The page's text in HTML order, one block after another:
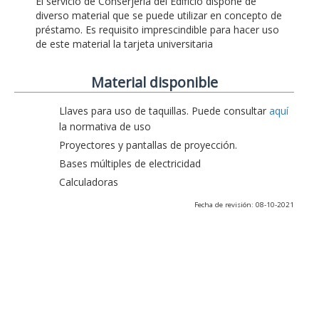
diverso material que se puede utilizar en concepto de
préstamo. Es requisito imprescindible para hacer uso
de este material la tarjeta universitaria
Material disponible
Llaves para uso de taquillas. Puede consultar aquí
la normativa de uso
Proyectores y pantallas de proyección.
Bases múltiples de electricidad
Calculadoras
Fecha de revisión: 08-10-2021